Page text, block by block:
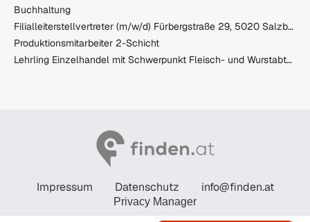
Buchhaltung
Filialleiterstellvertreter (m/w/d) Fürbergstraße 29, 5020 Salzburg
Produktionsmitarbeiter 2-Schicht
Lehrling Einzelhandel mit Schwerpunkt Fleisch- und Wurstabteilung TANN (m/w/d)
Impressum Datenschutz info@finden.at
Privacy Manager